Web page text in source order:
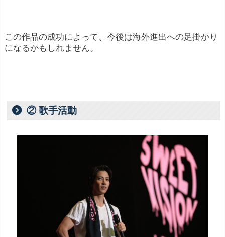
この作品の成功によって、今後は海外進出への足掛かり
になるかもしれません。
② 歌手活動